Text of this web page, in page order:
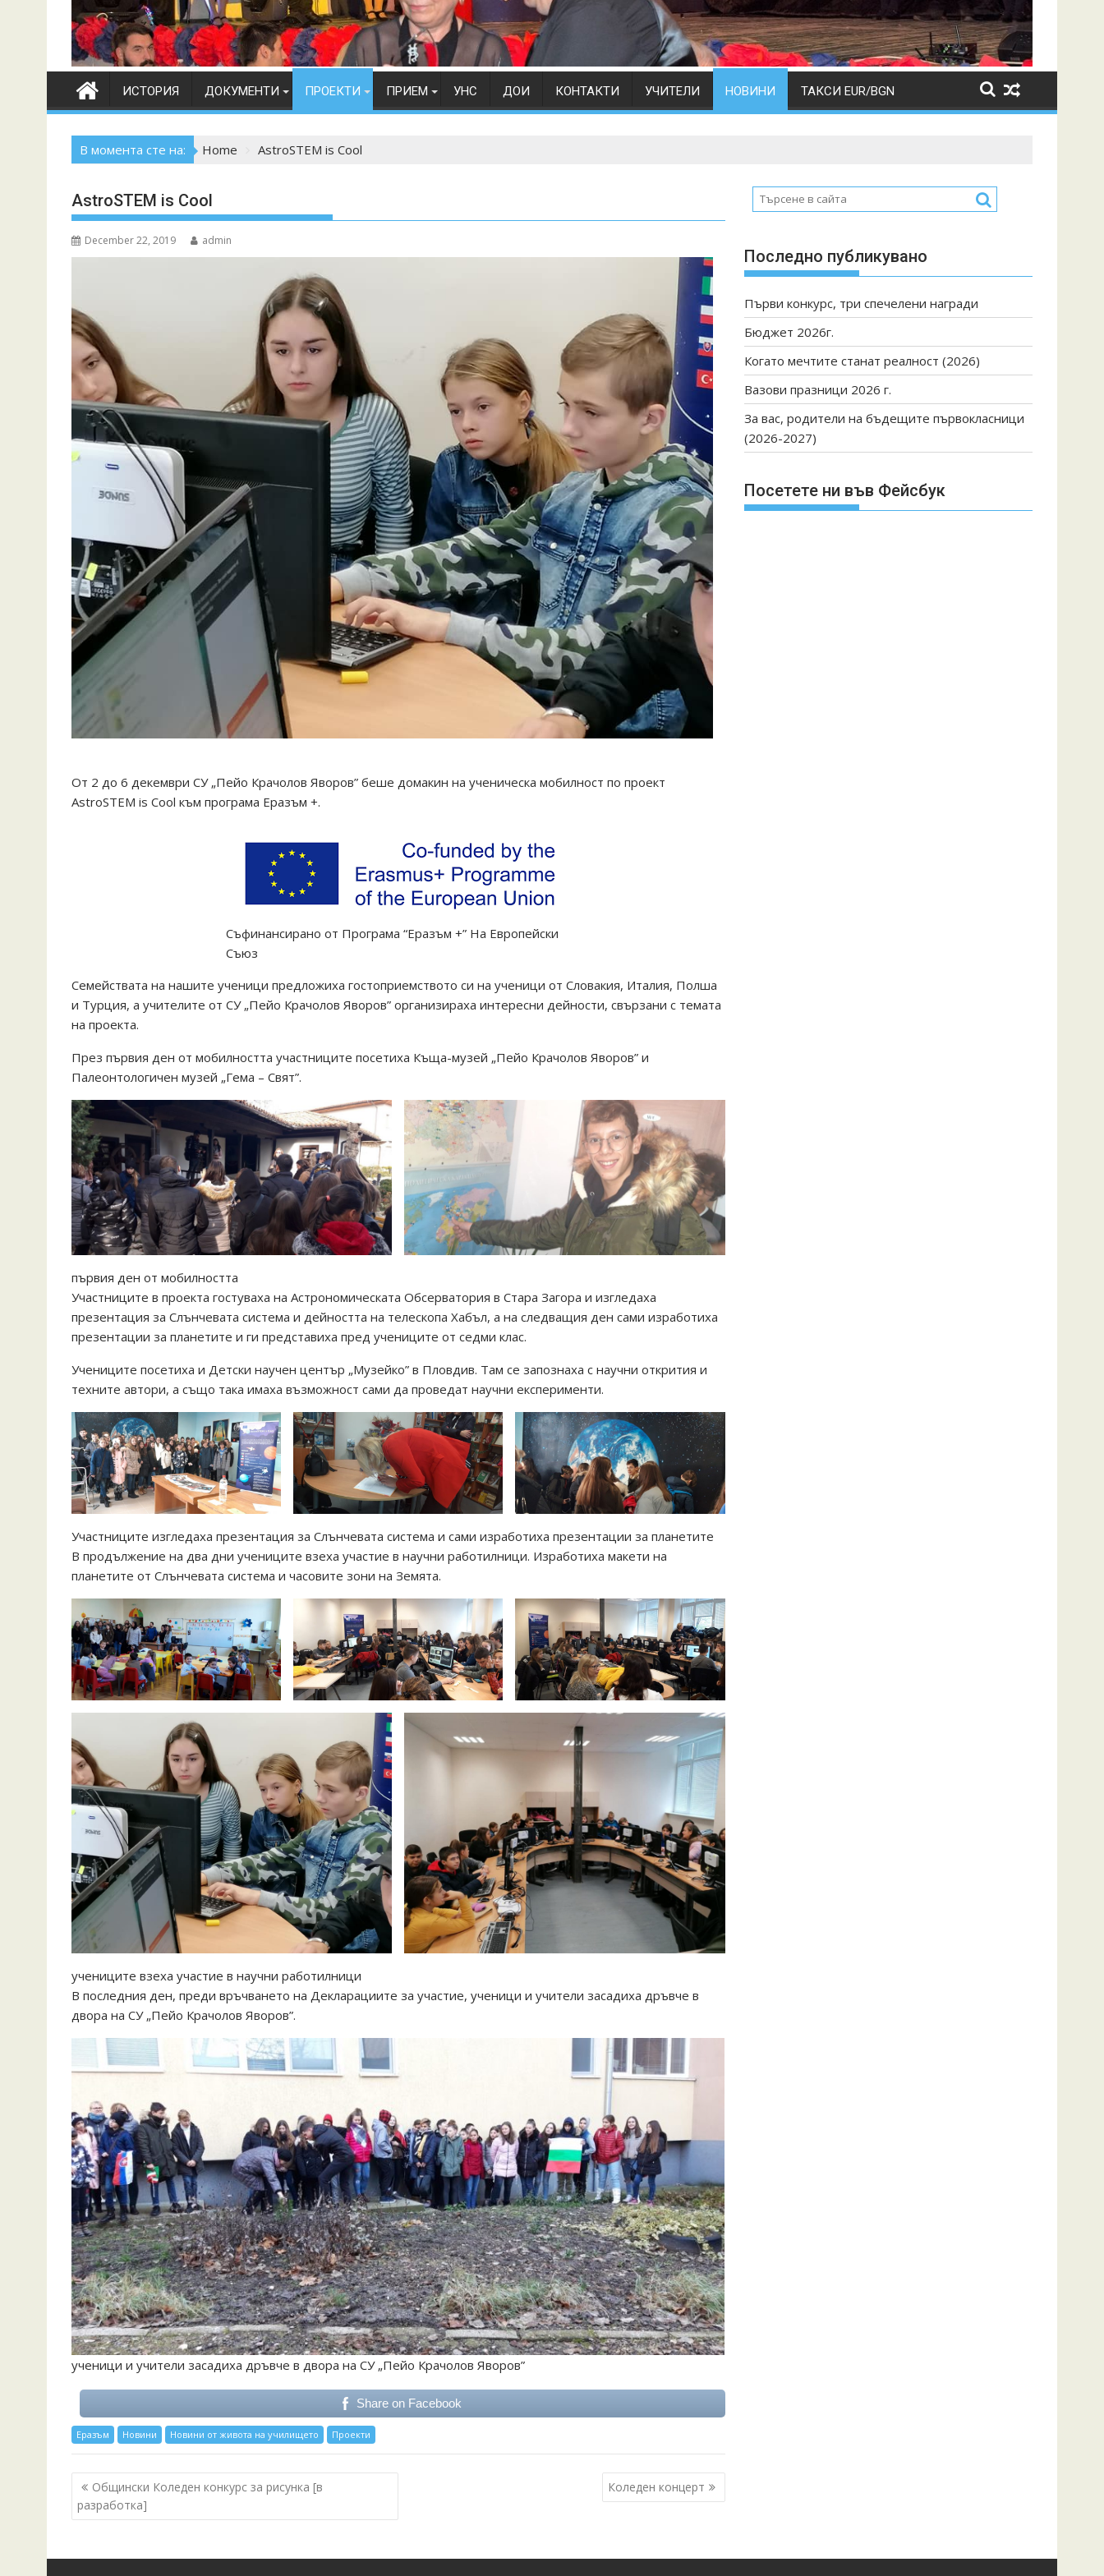
ИСТОРИЯ ДОКУМЕНТИ ПРОЕКТИ ПРИЕМ УНС ДОИ КОНТАКТИ УЧИТЕЛИ НОВИНИ ТАКСИ EUR/BGN
В момента сте на: Home AstroSTEM is Cool
AstroSTEM is Cool
December 22, 2019 admin
От 2 до 6 декември СУ „Пейо Крачолов Яворов” беше домакин на ученическа мобилност по проект
AstroSTEM is Cool към програма Еразъм +.
Съфинансирано от Програма “Еразъм +” На Европейски
Съюз
Семействата на нашите ученици предложиха гостоприемството си на ученици от Словакия, Италия, Полша
и Турция, а учителите от СУ „Пейо Крачолов Яворов” организираха интересни дейности, свързани с темата
на проекта.
През първия ден от мобилността участниците посетиха Къща-музей „Пейо Крачолов Яворов” и
Палеонтологичен музей „Гема – Свят”.
първия ден от мобилността
Участниците в проекта гостуваха на Астрономическата Обсерватория в Стара Загора и изгледаха
презентация за Слънчевата система и дейността на телескопа Хабъл, а на следващия ден сами изработиха
презентации за планетите и ги представиха пред учениците от седми клас.
Учениците посетиха и Детски научен център „Музейко” в Пловдив. Там се запознаха с научни открития и
техните автори, а също така имаха възможност сами да проведат научни експерименти.
Участниците изгледаха презентация за Слънчевата система и сами изработиха презентации за планетите
В продължение на два дни учениците взеха участие в научни работилници. Изработиха макети на
планетите от Слънчевата система и часовите зони на Земята.
учениците взеха участие в научни работилници
В последния ден, преди връчването на Декларациите за участие, ученици и учители засадиха дръвче в
двора на СУ „Пейо Крачолов Яворов”.
ученици и учители засадиха дръвче в двора на СУ „Пейо Крачолов Яворов”
Share on Facebook
Еразъм Новини Новини от живота на училището Проекти
Post
navigation
Общински Коледен конкурс за рисунка [в
разработка]
Коледен концерт
Последно публикувано
Първи конкурс, три спечелени награди
Бюджет 2026г.
Когато мечтите станат реалност (2026)
Вазови празници 2026 г.
За вас, родители на бъдещите първокласници
(2026-2027)
Посетете ни във Фейсбук